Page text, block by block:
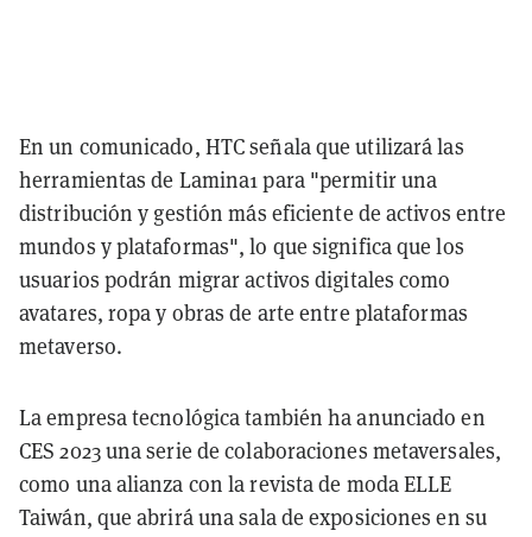
En un comunicado, HTC señala que utilizará las
herramientas de Lamina1 para "permitir una
distribución y gestión más eficiente de activos entre
mundos y plataformas", lo que significa que los
usuarios podrán migrar activos digitales como
avatares, ropa y obras de arte entre plataformas
metaverso.
La empresa tecnológica también ha anunciado en
CES 2023 una serie de colaboraciones metaversales,
como una alianza con la revista de moda ELLE
Taiwán, que abrirá una sala de exposiciones en su